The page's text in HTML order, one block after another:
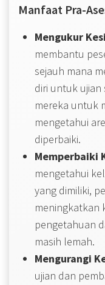
Manfaat Pra-
Mengukur
membantu
sejauh mana
diri untuk ujian
mereka untuk
mengetahui
diperbaiki.
Memperbaiki
mengetahui
yang dimiliki,
meningkatkan
pengetahuan
masih lemah.
Mengurangi
ujian dan